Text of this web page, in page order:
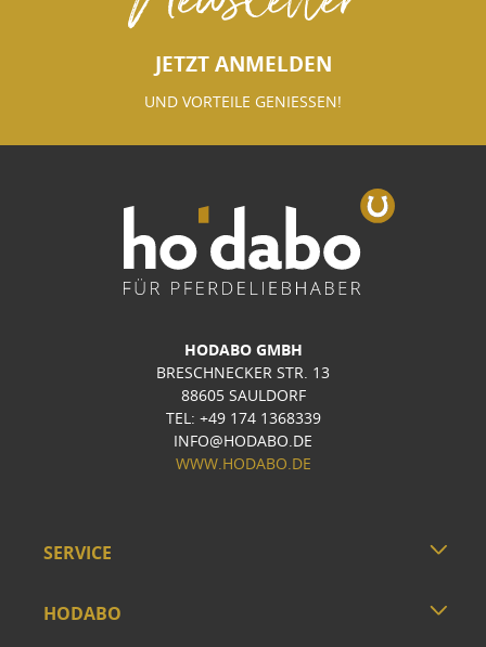
JETZT ANMELDEN
UND VORTEILE GENIESSEN!
HODABO GMBH
BRESCHNECKER STR. 13
88605 SAULDORF
TEL: +49 174 1368339
INFO@HODABO.DE
WWW.HODABO.DE
SERVICE
HODABO